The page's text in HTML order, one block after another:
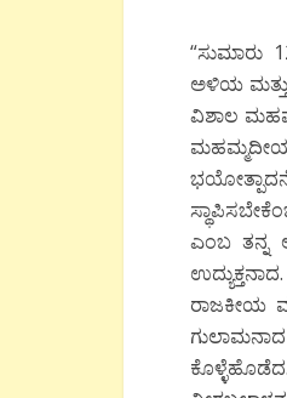
“ಸುಮಾರು
ಅಳಿಯ ಮತ್ತು
ವಿಶಾಲ
ಎಂಬ ತನ್ನ
ರಾಜಕೀಯ